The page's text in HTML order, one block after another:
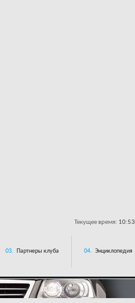
Текущее время: 10:53
03. Партнеры клуба 04. Энциклопедия